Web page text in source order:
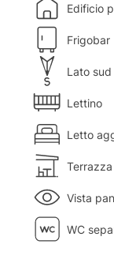
Edificio
Frigobar
Lato sud
Lettino
Letto
Terrazza
Vista
WC